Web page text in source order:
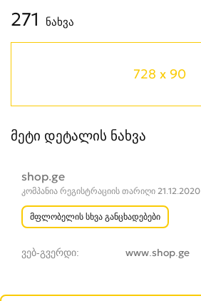
271 ნახვა
728 x 90
მეტი დეტალის ნახვა
shop.ge
კომპანია რეგისტრაციის თარიღი 21.12.2020
მფლობელის სხვა განცხადებები
ვებ-გვერდი www.shop.ge